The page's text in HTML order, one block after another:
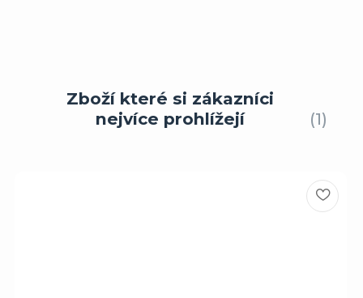
Zboží které si zákazníci
nejvíce prohlížejí
1